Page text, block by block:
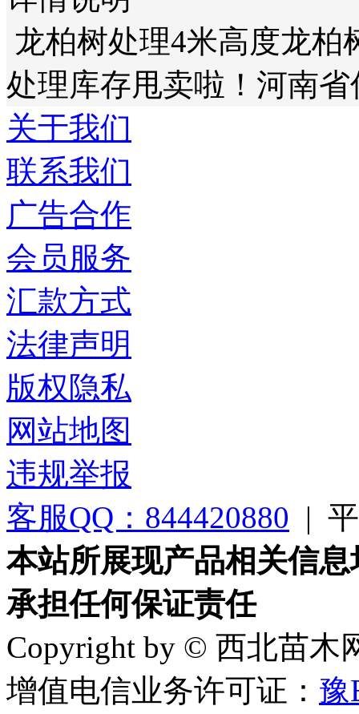
龙柏树处理4米高度龙柏
处理库存甩卖啦！河南
关于我们
联系我们
广告合作
会员服务
汇款方式
法律声明
版权隐私
网站地图
违规举报
客服QQ：844420880 |
本站所展现产品相关信
承担任何保证责任
Copyright by © 西北苗木
增值电信业务许可证： 豫